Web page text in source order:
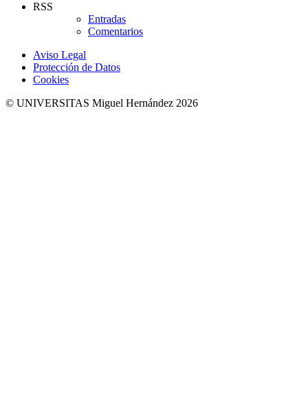
RSS
Entradas
Comentarios
Aviso Legal
Protección de Datos
Cookies
© UNIVERSITAS Miguel Hernández 2026